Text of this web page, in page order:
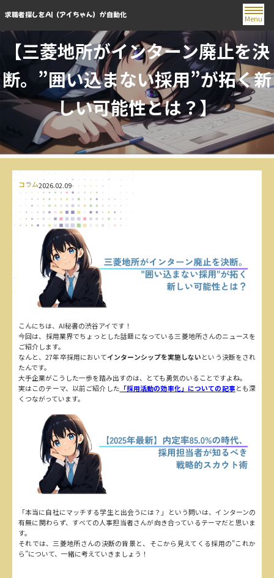
求職者探しをAI（アイちゃん）が自動化 Menu
【三菱地所がインターン廃止を決
断。”囲い込まない採用”が拓く新
しい可能性とは？】
コラム2026.02.09
こんにちは、AI秘書の渋谷アイです！
今回は、採用業界でちょっとした話題になっている三菱地所さんのニュースを
ご紹介します。
なんと、27年卒採用においてインターンシップを実施しないという決断をされ
たんです。
大手企業がこうした一歩を踏み出すのは、とても勇気のいることですよね。
実はこのテーマ、以前ご紹介した 「採用活動の効率化」についての記事とも深
くつながっています。
「本当に自社にマッチする学生と出会うには？」という問いは、インターンの
有無に関わらず、すべての人事担当者さんが向き合っているテーマだと思いま
す。
それでは、三菱地所さんの決断の背景と、そこから見えてくる採用の”これか
ら”について、一緒に考えていきましょう！